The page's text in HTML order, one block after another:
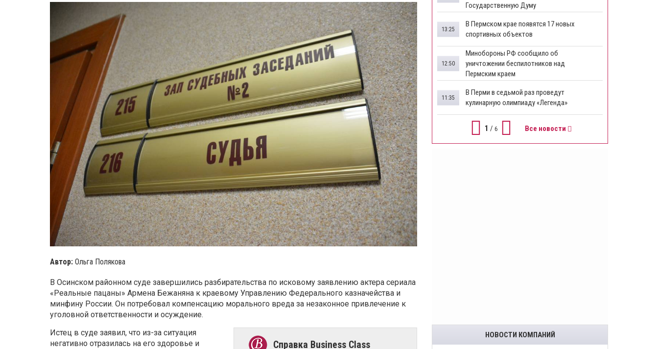
Автор: Ольга Полякова
В Осинском районном суде завершились разбирательства по исковому заявлению актера сериала
«Реальные пацаны» Армена Бежаняна к краевому Управлению Федерального казначейства и
минфину России. Он потребовал компенсацию морального вреда за незаконное привлечение к
уголовной ответственности и осуждение.
Истец в суде заявил, что из-за ситуация
негативно отразилась на его здоровье и
Государственную Думу
​В Пермском крае появятся 17 новых
спортивных объектов
13:25
Минобороны РФ сообщило об
уничтожении беспилотников над
Пермским краем
12:50
В Перми в седьмой раз проведут
кулинарную олимпиаду «Легенда»
11:35
1 / 6 Все новости
НОВОСТИ КОМПАНИЙ